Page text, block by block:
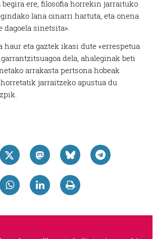
begira ere, filosofia horrekin jarraituko
lana oinarri hartuta, eta onena
sinetsita».
haur eta gaztek ikasi dute «errespetua
dela, ahaleginak beti
arrakasta pertsona hobeak
jarraitzeko apustua du